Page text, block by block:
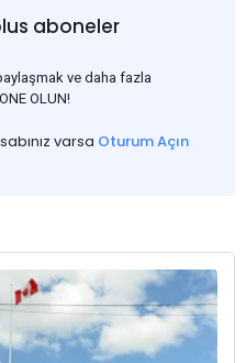
aboneler
ve daha fazla
OLUN!
varsa Oturum Açın